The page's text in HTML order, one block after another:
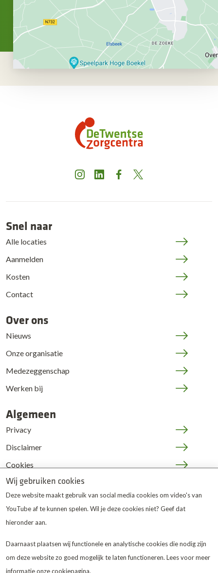
InstagramLinkedInFacebook
X
Snel naar
Alle locaties
Aanmelden
Kosten
Contact
Over ons
Nieuws
Onze organisatie
Medezeggenschap
Werken bij
Algemeen
Privacy
Disclaimer
Cookies
JOP | medewerkers
De Twentse Zorgcentrais
Wij gebruiken cookies
Deze website maakt gebruik van social media cookies om video's van
YouTube af te kunnen spelen. Wil je deze cookies niet? Geef dat
hieronder aan.
Daarnaast plaatsen wij functionele en analytische cookies die nodig zijn
om deze website zo goed mogelijk te laten functioneren. Lees voor meer
informatie onzecookiepagina.